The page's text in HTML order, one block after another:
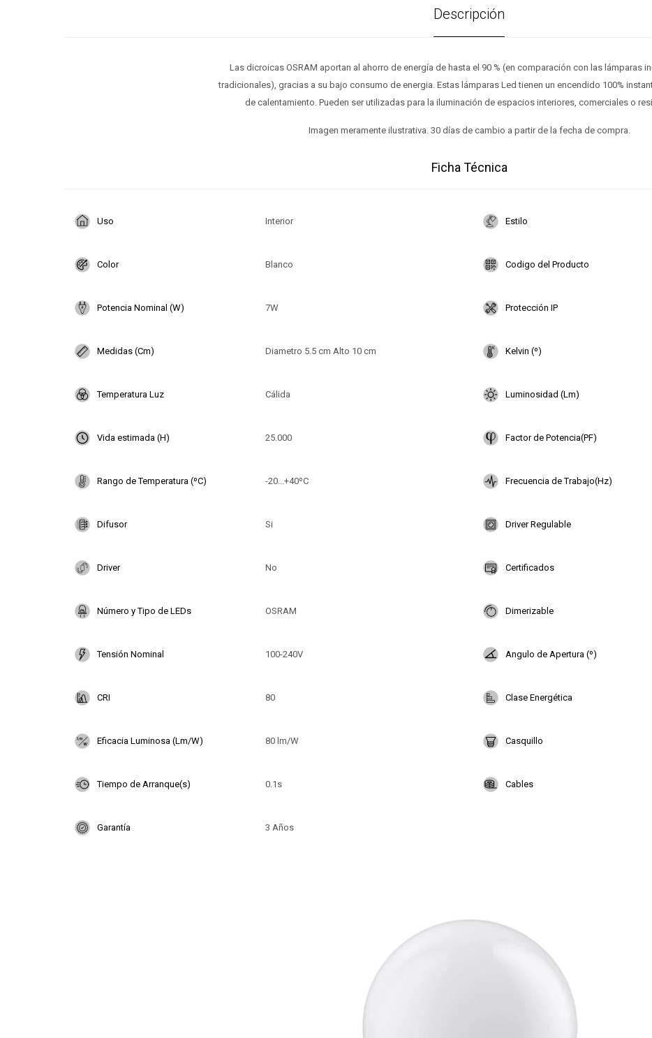
Descripción
Las dicroicas OSRAM aportan al ahorro de energía de hasta el 90 % (en comparación con las lámparas
tradicionales), gracias a su bajo consumo de energia. Estas lámparas Led tienen un encendido 100%
de calentamiento. Pueden ser utilizadas para la iluminación de espacios interiores, comerciales o
Imagen meramente ilustrativa. 30 días de cambio a partir de la fecha de compra.
Ficha Técnica
Uso Interior Estilo
Color Blanco Codigo del Producto
Potencia Nominal (W) 7W Protección IP
Medidas (Cm) Diametro 5.5 cm Alto 10 cm Kelvin (º)
Temperatura Luz Cálida Luminosidad (Lm)
Vida estimada (H) 25.000 Factor de Potencia(PF)
Rango de Temperatura (ºC) -20...+40ºC Frecuencia de Trabajo(Hz)
Difusor Si Driver Regulable
Driver No Certificados
Número y Tipo de LEDs OSRAM Dimerizable
Tensión Nominal 100-240V Angulo de Apertura (º)
CRI 80 Clase Energética
Eficacia Luminosa (Lm/W) 80 lm/W Casquillo
Tiempo de Arranque(s) 0.1s Cables
Garantía 3 Años